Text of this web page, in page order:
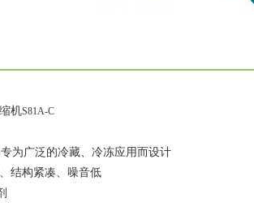
机S81A-C
广泛的冷藏、冷冻应用而设计
结构紧凑、噪音低